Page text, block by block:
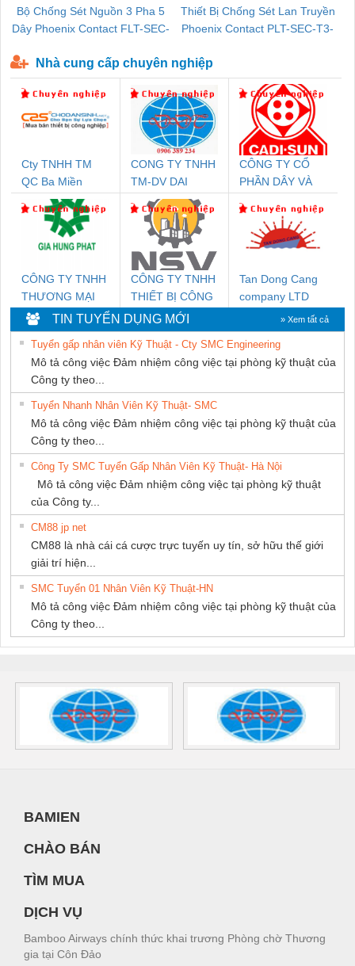
Bộ Chống Sét Nguồn 3 Pha 5
Dây Phoenix Contact FLT-SEC-
Thiết Bị Chống Sét Lan Truyền
Phoenix Contact PLT-SEC-T3-
Nhà cung cấp chuyên nghiệp
Cty TNHH TM
QC Ba Miền
CONG TY TNHH
TM-DV DAI
DONG THANH
CÔNG TY CỔ
PHẦN DÂY VÀ
THƯỢNG ĐÌNH
CÔNG TY TNHH
THƯƠNG MẠI
DỊCH VỤ KỸ
THUẬT ĐIỆN CƠ
GIA HƯNG PHÁT
CÔNG TY TNHH
THIẾT BỊ CÔNG
NGHIỆP NIHON
SETSUBI VIỆT
NAM
Tan Dong Cang
company LTD
TIN TUYỂN DỤNG MỚI » Xem tất cả
Tuyển gấp nhân viên Kỹ Thuật - Cty SMC Engineering
Mô tả công việc Đảm nhiệm công việc tại phòng kỹ thuật của
Công ty theo...
Tuyển Nhanh Nhân Viên Kỹ Thuật- SMC
Mô tả công việc Đảm nhiệm công việc tại phòng kỹ thuật của
Công ty theo...
Công Ty SMC Tuyển Gấp Nhân Viên Kỹ Thuật- Hà Nội
Mô tả công việc Đảm nhiệm công việc tại phòng kỹ thuật
của Công ty...
CM88 jp net
CM88 là nhà cái cá cược trực tuyến uy tín, sở hữu thế giới
giải trí hiện...
SMC Tuyển 01 Nhân Viên Kỹ Thuật-HN
Mô tả công việc Đảm nhiệm công việc tại phòng kỹ thuật của
Công ty theo...
BAMIEN
CHÀO BÁN
TÌM MUA
DỊCH VỤ
Bamboo Airways chính thức khai trương Phòng chờ Thương
gia tại Côn Đảo